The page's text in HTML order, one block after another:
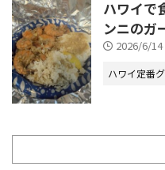
ハワイで
ンニのガ
2026/6/14
ハワイ定番